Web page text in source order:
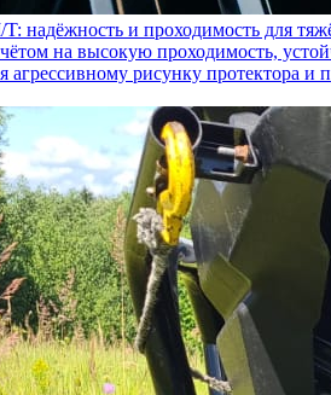
и проходимость для
на высокую проходимость,
агрессивному рисунку